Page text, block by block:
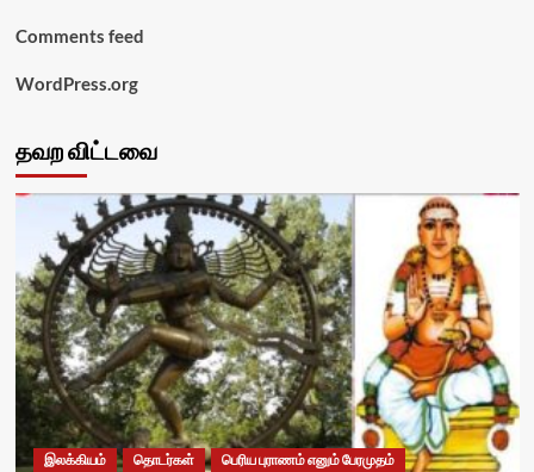
Comments feed
WordPress.org
தவற விட்டவை
இலக்கியம் தொடர்கள் பெரிய புராணம் எனும் பேரமுதம்